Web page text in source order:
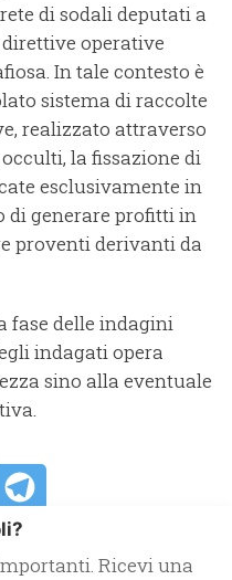
di sodali deputati a
operative
In tale contesto è
sistema di raccolte
realizzato attraverso
la fissazione di
esclusivamente in
di generare profitti in
proventi derivanti da
fase delle indagini
indagati opera
sino alla eventuale
Ricevi una